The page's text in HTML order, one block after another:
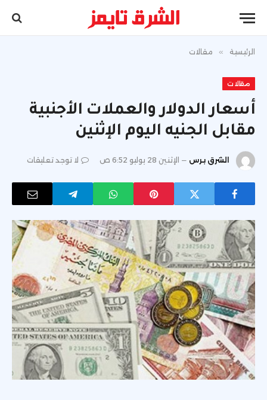
الرئيسية » مقالات
مقالات
أسعار الدولار والعملات الأجنبية
مقابل الجنيه اليوم الإثنين
الشرق برس الإثنين 28 يوليو 6:52 ص لا توجد تعليقات